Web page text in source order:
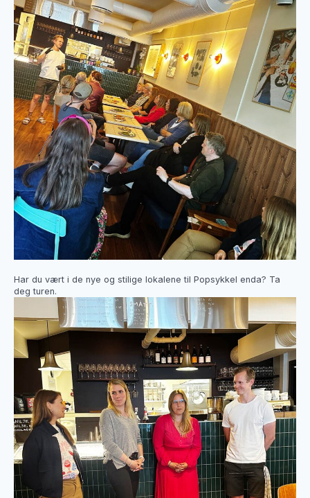
Har du vært i de nye og stilige lokalene til Popsykkel enda? Ta
deg turen.